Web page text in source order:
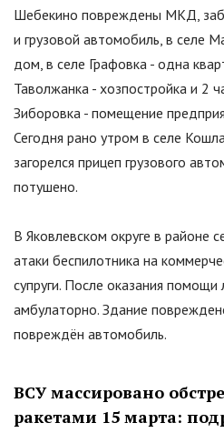
Шебекино повреждены МКД,
и грузовой автомобиль, в селе
дом, в селе Графовка - одна
Таволжанка - хозпостройка и 2
Зиборовка - помещение
Сегодня рано утром в селе
загорелся прицеп грузового
потушено.
В Яковлевском округе в районе
атаки беспилотника на
супруги. После оказания
амбулаторно. Здание
повреждён автомобиль.
ВСУ массировано
ракетами 15 марта: